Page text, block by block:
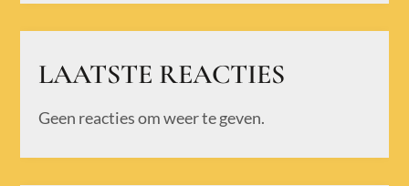
LAATSTE REACTIES
Geen reacties om weer te geven.